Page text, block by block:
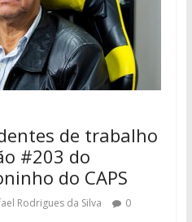
de trabalho
#203 do
do CAPS
Rodrigues da Silva 0